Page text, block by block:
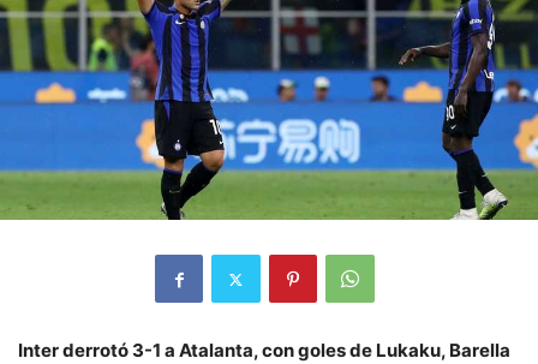
Inter derrotó 3-1 a Atalanta, con goles de Lukaku, Barella